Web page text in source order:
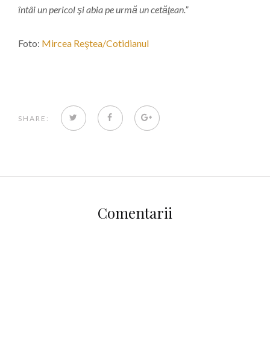
întâi un pericol şi abia pe urmă un cetăţean.”
Foto: Mircea Reştea/Cotidianul
SHARE: TWITTERFACEBOOKGOOGLE+
Comentarii